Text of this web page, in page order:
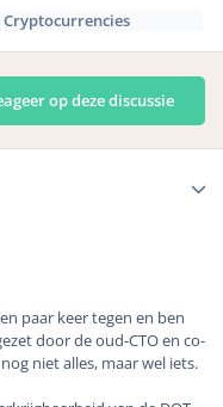
Cryptocurrencies
op deze discussie
paar keer tegen en ben
door de oud-CTO en co-
niet alles, maar wel iets.